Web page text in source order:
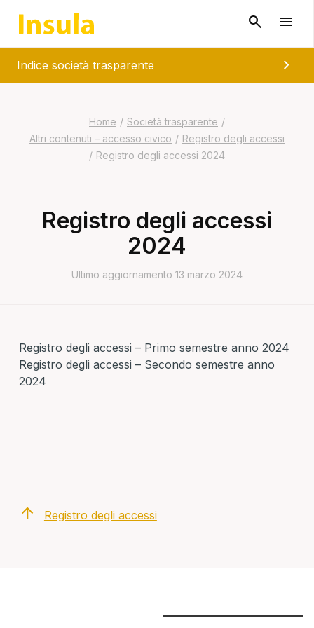
Indice società trasparente chevron_right
Home / Società trasparente /
Altri contenuti – accesso civico / Registro degli accessi
/ Registro degli accessi 2024
Registro degli accessi
2024
Ultimo aggiornamento 13 marzo 2024
Registro degli accessi – Primo semestre anno 2024
Registro degli accessi – Secondo semestre anno
2024
arrow_upward Registro degli accessi